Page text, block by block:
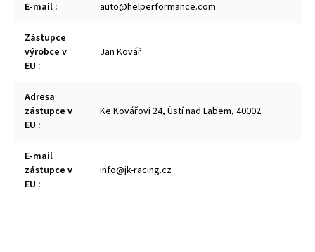
E-mail : auto@helperformance.com
Zástupce
výrobce v
EU :
Jan Kovář
Adresa
zástupce v
EU :
Ke Kovářovi 24, Ústí nad Labem, 40002
E-mail
zástupce v
EU :
info@jk-racing.cz